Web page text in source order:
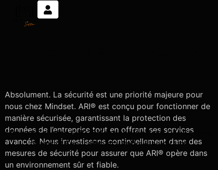
Absolument. La sécurité est une priorité majeure pour
nous chez Mindset. ARI® est conçu pour fonctionner de
manière sécurisée, garantissant la protection des
données de l’entreprise tout en offrant ses services
avancés. Nous investissons continuellement dans des
mesures de sécurité pour assurer que ARI® opère dans
un environnement sûr et fiable.
Mindset Solution © 2025Mentions légalesC.G.U.Contact
Terms of ServicePrivacy PolicyPlan du site